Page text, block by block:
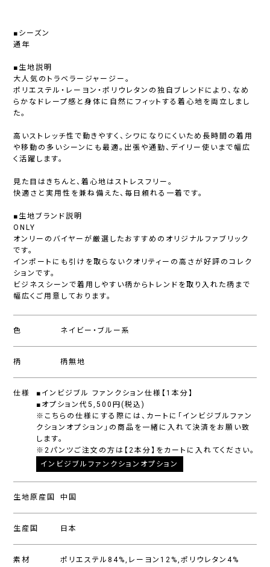
■シーズン
通年
■生地説明
大人気のトラベラージャージー。
ポリエステル・レーヨン・ポリウレタンの独自ブレンドにより、なめ
らかなドレープ感と身体に自然にフィットする着心地を両立しまし
た。
高いストレッチ性で動きやすく、シワになりにくいため長時間の着用
や移動の多いシーンにも最適。出張や通勤、デイリー使いまで幅広
く活躍します。
見た目はきちんと、着心地はストレスフリー。
快適さと実用性を兼ね備えた、毎日頼れる一着です。
■生地ブランド説明
ONLY
オンリーのバイヤーが厳選したおすすめのオリジナルファブリック
です。
インポートにも引けを取らないクオリティーの高さが好評のコレク
ションです。
ビジネスシーンで着用しやすい柄からトレンドを取り入れた柄まで
幅広くご用意しております。
色 ネイビー・ブルー系
柄 柄無地
仕様
■インビジブル ファンクション仕様【1本分】
■オプション代5,500円(税込)
※こちらの仕様にする際には、カートに「インビジブルファン
クションオプション」の商品を一緒に入れて決済をお願い致
します。
※2パンツご注文の方は【2本分】をカートに入れてください。
インビジブルファンクションオプション
生地原産国 中国
生産国 日本
素材 ポリエステル84%,レーヨン12%,ポリウレタン4%